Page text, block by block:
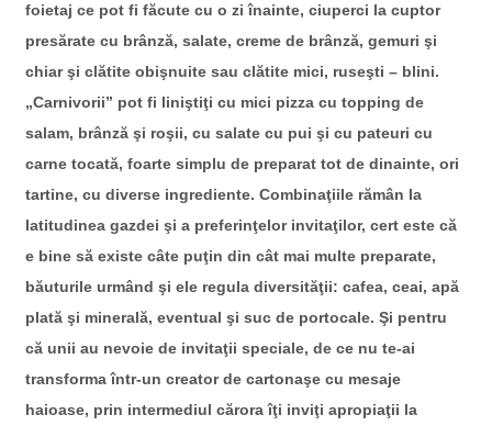
foietaj ce pot fi făcute cu o zi înainte, ciuperci la cuptor
presărate cu brânză, salate, creme de brânză, gemuri şi
chiar şi clătite obişnuite sau clătite mici, ruseşti – blini.
„Carnivorii” pot fi liniştiţi cu mici pizza cu topping de
salam, brânză şi roşii, cu salate cu pui şi cu pateuri cu
carne tocată, foarte simplu de preparat tot de dinainte, ori
tartine, cu diverse ingrediente. Combinaţiile rămân la
latitudinea gazdei şi a preferinţelor invitaţilor, cert este că
e bine să existe câte puţin din cât mai multe preparate,
băuturile urmând şi ele regula diversităţii: cafea, ceai, apă
plată şi minerală, eventual şi suc de portocale. Şi pentru
că unii au nevoie de invitaţii speciale, de ce nu te-ai
transforma într-un creator de cartonaşe cu mesaje
haioase, prin intermediul cărora îţi inviţi apropiaţii la